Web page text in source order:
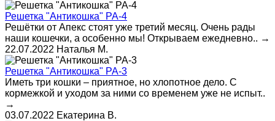
Решетка "Антикошка" РА-4
Решётки от Апекс стоят уже третий месяц. Очень рады
наши кошечки, а особенно мы! Открываем ежедневно.. →
22.07.2022 Наталья М.
Решетка "Антикошка" РА-3
Иметь три кошки – приятное, но хлопотное дело. С
кормежкой и уходом за ними со временем уже не испыт..
→
03.07.2022 Екатерина В.